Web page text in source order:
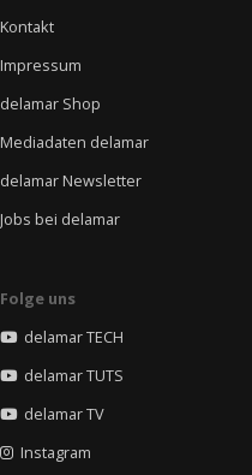
Kontakt
Impressum
delamar Shop
Mediadaten delamar
delamar Newsletter
Jobs bei delamar
Folge uns
delamar TECH
delamar TUTS
delamar TV
Instagram